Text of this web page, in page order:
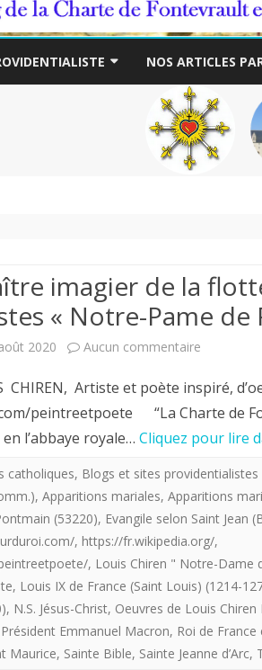
NOS ARTICLES
THÉME
AUTEUR
imagier de la
« Notre-Pame de
2020 Aucun commentaire
Chiren
Maître
imagier
de
flotte
offre
aux
CHIREN, Artiste et poète inspiré,
peintreetpoete “La Charte de
l’abbaye royale… Cliquez pour lire
catholiques, Blogs et sites providentialistes
, Apparitions mariales, Apparitions
(53220), Evangile selon Saint Jean
, https://fr.wikipedia.org/,
, Louis Chiren " Notre-Dame
, Louis IX de France (Saint Louis) (1214-
, N.S. Jésus-Christ, Oeuvres de Louis
Président Emmanuel Macron, Roi de
Maurice, Sainte Bible, Sainte Jeanne d’Arc,